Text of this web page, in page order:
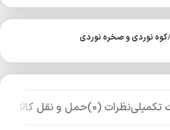
کوه‌ نوردی و صخره نوردی
تکمیلینظرات (0) حمل و نقل کالا